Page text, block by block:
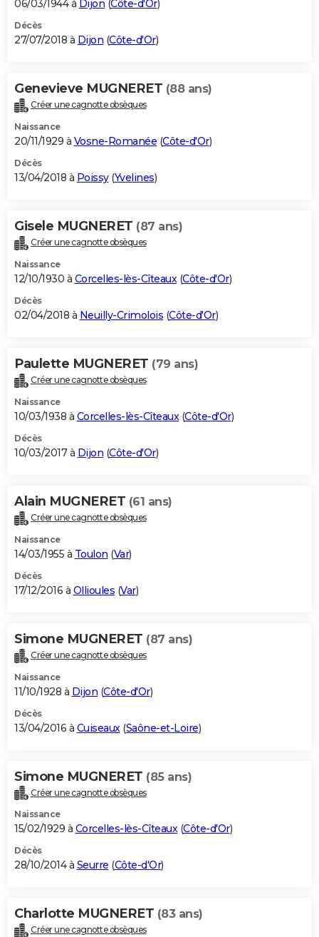
06/03/1944 à Dijon (Côte-d'Or)
Décès
27/07/2018 à Dijon (Côte-d'Or)
Genevieve MUGNERET (88 ans)
Créer une cagnotte obsèques
Naissance
20/11/1929 à Vosne-Romanée (Côte-d'Or)
Décès
13/04/2018 à Poissy(Yvelines)
Gisele MUGNERET (87 ans)
Créer une cagnotte obsèques
Naissance
12/10/1930 à Corcelles-lès-Cîteaux(Côte-d'Or)
Décès
02/04/2018 à Neuilly-Crimolois (Côte-d'Or)
Paulette MUGNERET (79 ans)
Créer une cagnotte obsèques
Naissance
10/03/1938 à Corcelles-lès-Cîteaux(Côte-d'Or)
Décès
10/03/2017 à Dijon (Côte-d'Or)
Alain MUGNERET (61 ans)
Créer une cagnotte obsèques
Naissance
14/03/1955 à Toulon (Var)
Décès
17/12/2016 à Ollioules (Var)
Simone MUGNERET (87 ans)
Créer une cagnotte obsèques
Naissance
11/10/1928 à Dijon (Côte-d'Or)
Décès
13/04/2016 à Cuiseaux (Saône-et-Loire)
Simone MUGNERET (85 ans)
Créer une cagnotte obsèques
Naissance
15/02/1929 à Corcelles-lès-Cîteaux(Côte-d'Or)
Décès
28/10/2014 à Seurre (Côte-d'Or)
Charlotte MUGNERET (83 ans)
Créer une cagnotte obsèques